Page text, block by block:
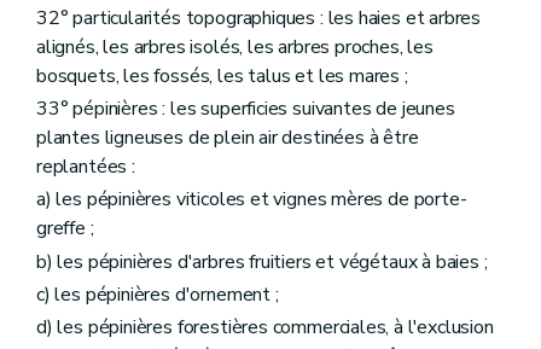
32° particularités topographiques : les haies et arbres
alignés, les arbres isolés, les arbres proches, les
bosquets, les fossés, les talus et les mares ;
33° pépinières : les superficies suivantes de jeunes
plantes ligneuses de plein air destinées à être
replantées :
a) les pépinières viticoles et vignes mères de porte-
greffe ;
b) les pépinières d'arbres fruitiers et végétaux à baies ;
c) les pépinières d'ornement ;
d) les pépinières forestières commerciales, à l'exclusion